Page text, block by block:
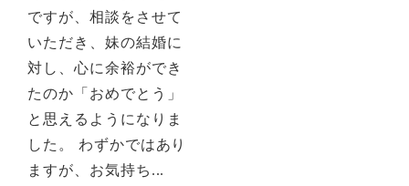
ですが、相談をさせて
いただき、妹の結婚に
対し、心に余裕ができ
たのか「おめでとう」
と思えるようになりま
した。 わずかではあり
ますが、お気持ち...